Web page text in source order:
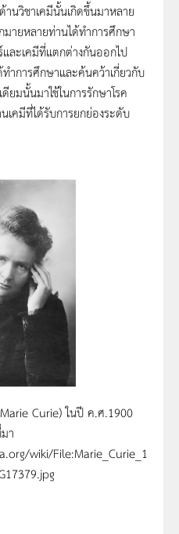
าเคมีนั้นเกิดขึ้นมาหลาย
ายหลายท่านได้ทำการศึกษา
ละเคมีที่แตกต่างกันออกไป
ำการศึกษาและค้นคว้าเกี่ยวกับ
ดียมนั้นมาใช้ในการรักษาโรค
เคมีที่ได้รับการยกย่องระดับ
Curie) ในปี ค.ศ.1900
า
wiki/File:Marie_Curie_1